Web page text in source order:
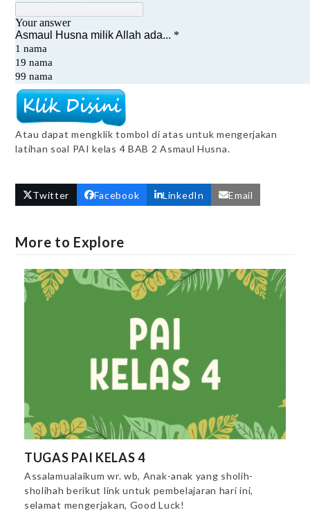
Atau dapat mengklik tombol di atas untuk mengerjakan
latihan soal PAI kelas 4 BAB 2 Asmaul Husna.
Twitter Facebook LinkedIn Email
More to Explore
TUGAS PAI KELAS 4
Assalamualaikum wr. wb, Anak-anak yang sholih-
sholihah berikut link untuk pembelajaran hari ini,
selamat mengerjakan, Good Luck!